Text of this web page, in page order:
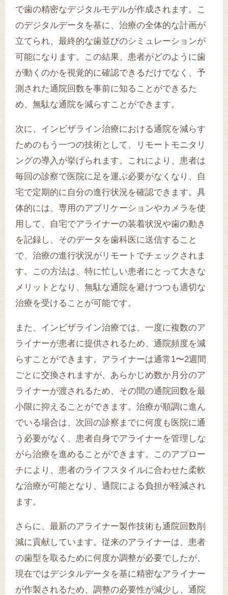
で歯の精密なデジタルモデルが作成されます。こ
のデジタルデータを基に、治療の全体的な計画が
立てられ、最終的な歯並びのシミュレーションが
可能になります。この結果、患者がどのように歯
が動くのかを視覚的に確認できるだけでなく、予
測された通院回数を事前に知ることができるた
め、無駄な通院を減らすことができます。
次に、インビザライン治療における通院を減らす
ためのもう一つの技術として、リモートモニタリ
ングの導入が挙げられます。これにより、患者は
毎回の診察で医院に足を運ぶ必要がなくなり、自
宅で定期的に自分の進行状況を確認できます。具
体的には、専用のアプリケーションやカメラを使
用して、自宅でアライナーの装着状況や歯の動き
を記録し、そのデータを歯科医に送信すること
で、治療の進行状況がリモートでチェックされま
す。この方法は、特に忙しい患者にとって大きな
メリットとなり、無駄な通院を避けつつも適切な
治療を受けることが可能です。
また、インビザライン治療では、一度に複数のア
ライナーが患者に提供されるため、通院頻度を減
らすことができます。アライナーは通常1〜2週間
ごとに交換されますが、あらかじめ数か月分のア
ライナーが渡されるため、その間の通院回数を最
小限に抑えることができます。治療が順調に進ん
でいる場合は、次回の診察までに何度も医院に通
う必要がなく、患者自身でアライナーを管理しな
がら治療を進めることができます。このアプロー
チにより、患者のライフスタイルに合わせた柔軟
な治療が可能となり、通院による負担が軽減され
ます。
さらに、最新のアライナー製作技術も通院回数削
減に貢献しています。従来のアライナーは、患者
の歯型を取るために何度か調整が必要でしたが、
現在ではデジタルデータを基に精密なアライナー
が作製されるため、調整の必要性が減少し、通院